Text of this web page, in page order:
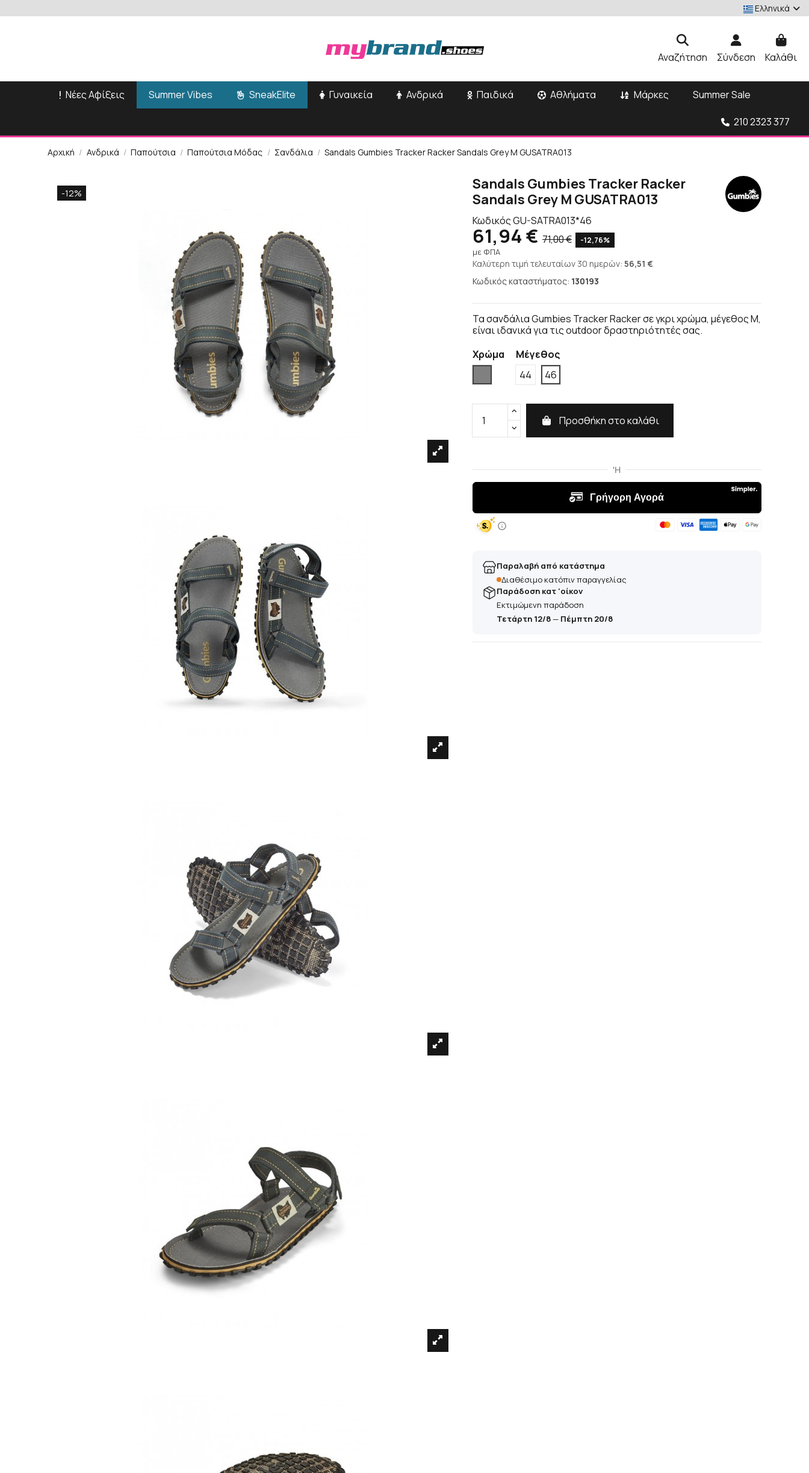
Ελληνικά
Αναζήτηση Σύνδεση Καλάθι
Νέες Αφίξεις Summer Vibes SneakElite Γυναικεία Ανδρικά Παιδικά Αθλήματα Μάρκες Summer Sale
210 2323 377
Αρχική Ανδρικά Παπούτσια Παπούτσια Μόδας Σανδάλια Sandals Gumbies Tracker Racker Sandals Grey M GUSATRA013
-12%
Sandals Gumbies Tracker Racker
Sandals Grey M GUSATRA013
ΚωδικόςGU-SATRA013*46
61,94 € 71,00 € -12,76%
με ΦΠΑ
Καλύτερη τιμή τελευταίων 30 ημερών: 56,51 €
Κωδικός καταστήματος: 130193
Τα σανδάλια Gumbies Tracker Racker σε γκρι χρώμα, μέγεθος Μ,
είναι ιδανικά για τις outdoor δραστηριότητές σας.
Χρώμα
Μέγεθος
44
46
Προσθήκη στο καλάθι
Παραλαβή από κατάστημα
Διαθέσιμο κατόπιν παραγγελίας
Παράδοση κατ 'οίκον
Εκτιμώμενη παράδοση
Τετάρτη 12/8— Πέμπτη 20/8